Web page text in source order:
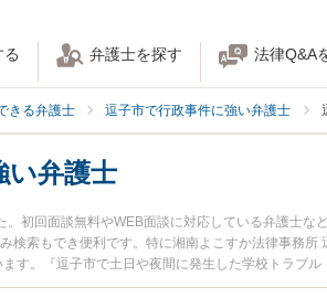
弁護士を探す 法律Q&A
きる弁護士 逗子市で行政事件に強い弁護士
い弁護士
初回面談無料やWEB面談に対応している弁護士な
索もでき便利です。特に湘南よこすか法律事務所
す。『逗子市で土日や夜間に発生した学校トラブ
士を検索したい』『初回相談無料で学校トラブル